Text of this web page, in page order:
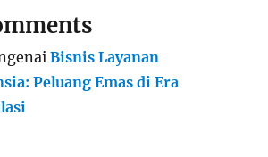
Bisnis Layanan
Peluang Emas di Era